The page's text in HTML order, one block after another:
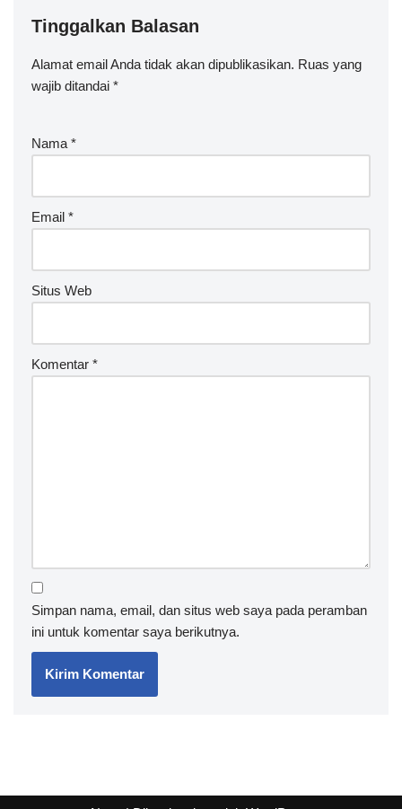
Tinggalkan Balasan
Alamat email Anda tidak akan dipublikasikan. Ruas yang
wajib ditandai *
Nama *
Email *
Situs Web
Komentar *
Simpan nama, email, dan situs web saya pada peramban
ini untuk komentar saya berikutnya.